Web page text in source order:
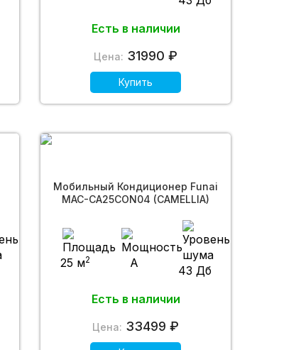
Есть в наличии
Цена: 31990 ₽
Купить
Мобильный Кондиционер Funai
MAC-CA25CON04 (CAMELLIA)
25 м2 A
43 Дб
Есть в наличии
Цена: 33499 ₽